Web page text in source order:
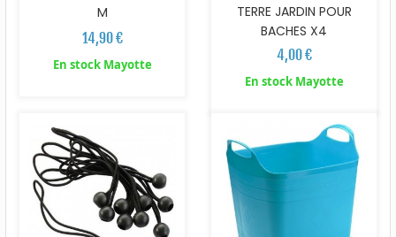
M
14,90 €
En stock Mayotte
TERRE JARDIN POUR
BACHES X4
4,00 €
En stock Mayotte